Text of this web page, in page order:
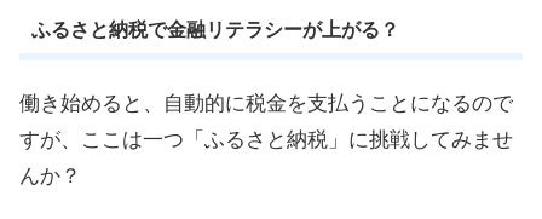
ふるさと納税で金融リテラシーが上がる？
働き始めると、自動的に税金を支払うことになるので
すが、ここは一つ「ふるさと納税」に挑戦してみませ
んか？